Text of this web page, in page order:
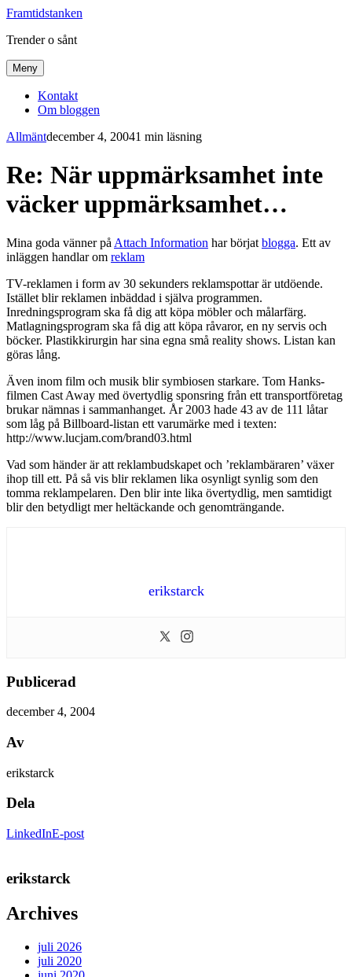
Framtidstanken
Trender o sånt
Meny
Kontakt
Om bloggen
Allmäntdecember 4, 20041 min läsning
Re: När uppmärksamhet inte
väcker uppmärksamhet…
Mina goda vänner på Attach Information har börjat blogga. Ett av
inläggen handlar om reklam
TV-reklamen i form av 30 sekunders reklamspottar är utdöende.
Istället blir reklamen inbäddad i själva programmen.
Inredningsprogram ska få dig att köpa möbler och målarfärg.
Matlagningsprogram ska få dig att köpa råvaror, en ny servis och
böcker. Plastikkirurgin har sina egna små reality shows. Listan kan
göras lång.
Även inom film och musik blir symbiosen starkare. Tom Hanks-
filmen Cast Away med övertydlig sponsring från ett transportföretag
brukar nämnas i sammanhanget. År 2003 hade 43 av de 111 låtar
som låg på Billboard-listan ett varumärke med i texten:
http://www.lucjam.com/brand03.html
Vad som händer är att reklambudskapet och ’reklambäraren’ växer
ihop till ett. På så vis blir reklamen lika osynligt synlig som den
tomma reklampelaren. Den blir inte lika övertydlig, men samtidigt
blir den betydligt mer heltäckande och genomträngande.
erikstarck
Publicerad
december 4, 2004
Av
erikstarck
Dela
LinkedInE-post
erikstarck
Archives
juli 2026
juli 2020